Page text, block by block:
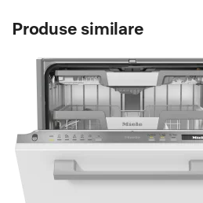
Produse similare